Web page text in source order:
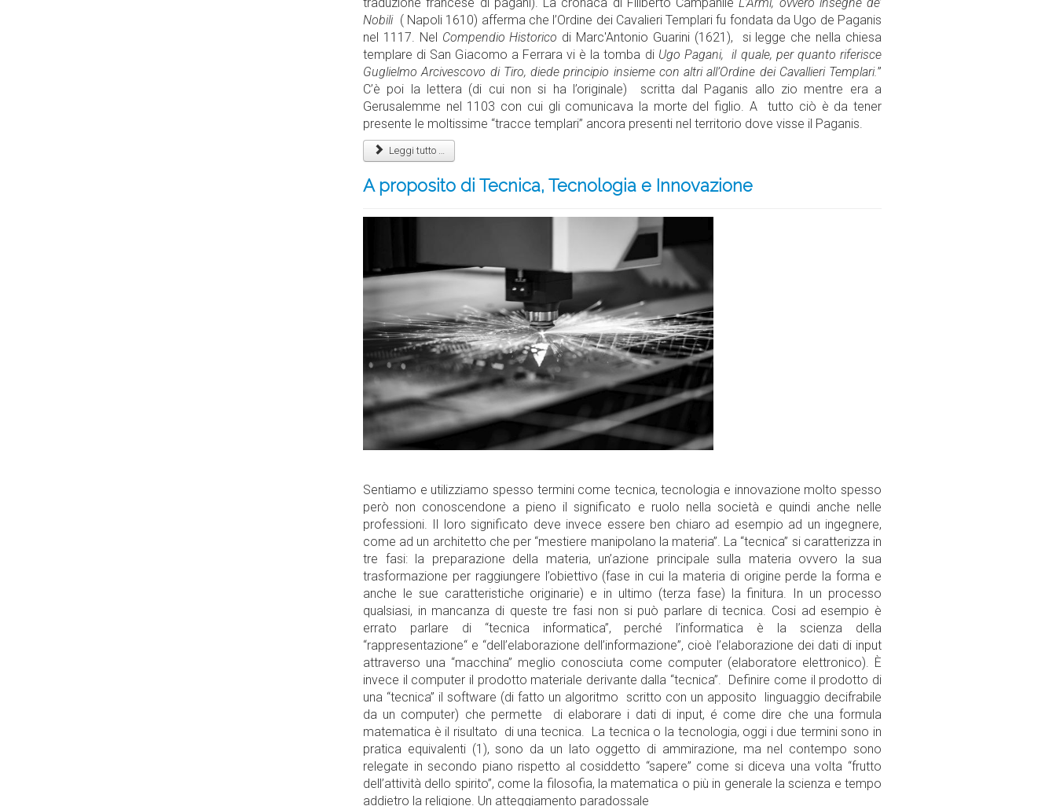
Nobili( Napoli 1610) afferma che l’Ordine dei Cavalieri Templari fu fondata da Ugo de Paganis
nel 1117. Nel Compendio Historico di Marc'Antonio Guarini (1621), si legge che nella chiesa
templare di San Giacomo a Ferrara vi è la tomba di Ugo Pagani, il quale, per quanto riferisce
Guglielmo Arcivescovo di Tiro, diede principio insieme con altri all’Ordine dei Cavallieri Templari.”
C’è poi la lettera (di cui non si ha l’originale) scritta dal Paganis allo zio mentre era a
Gerusalemme nel 1103 con cui gli comunicava la morte del figlio. A tutto ciò è da tener
presente le moltissime “tracce templari” ancora presenti nel territorio dove visse il Paganis.
Leggi tutto …
A proposito di Tecnica, Tecnologia e Innovazione
Sentiamo e utilizziamo spesso termini come tecnica, tecnologia e innovazione molto spesso
però non conoscendone a pieno il significato e ruolo nella società e quindi anche nelle
professioni. Il loro significato deve invece essere ben chiaro ad esempio ad un ingegnere,
come ad un architetto che per “mestiere manipolano la materia”. La “tecnica” si caratterizza in
tre fasi: la preparazione della materia, un’azione principale sulla materia ovvero la sua
trasformazione per raggiungere l’obiettivo (fase in cui la materia di origine perde la forma e
anche le sue caratteristiche originarie) e in ultimo (terza fase) la finitura. In un processo
qualsiasi, in mancanza di queste tre fasi non si può parlare di tecnica. Cosi ad esempio è
errato parlare di “tecnica informatica”, perché l’informatica è la scienza della
“rappresentazione“ e “dell’elaborazione dell’informazione”, cioè l’elaborazione dei dati di input
attraverso una “macchina” meglio conosciuta come computer (elaboratore elettronico). È
invece il computer il prodotto materiale derivante dalla “tecnica”. Definire come il prodotto di
una “tecnica” il software (di fatto un algoritmo scritto con un apposito linguaggio decifrabile
da un computer) che permette di elaborare i dati di input, é come dire che una formula
matematica è il risultato di una tecnica. La tecnica o la tecnologia, oggi i due termini sono in
pratica equivalenti (1), sono da un lato oggetto di ammirazione, ma nel contempo sono
relegate in secondo piano rispetto al cosiddetto “sapere” come si diceva una volta “frutto
dell’attività dello spirito”, come la filosofia, la matematica o più in generale la scienza e tempo
addietro la religione. Un atteggiamento paradossale